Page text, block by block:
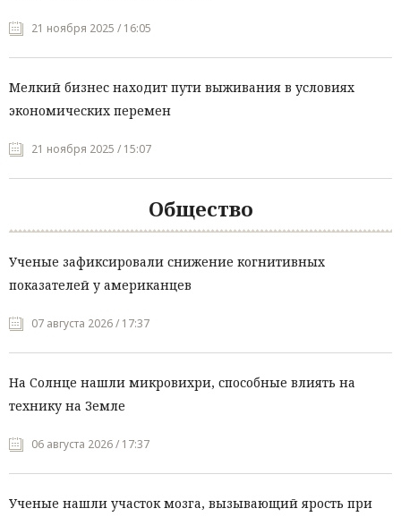
21 ноября 2025 / 16:05
Мелкий бизнес находит пути выживания в условиях
экономических перемен
21 ноября 2025 / 15:07
Общество
Ученые зафиксировали снижение когнитивных
показателей у американцев
07 августа 2026 / 17:37
На Солнце нашли микровихри, способные влиять на
технику на Земле
06 августа 2026 / 17:37
Ученые нашли участок мозга, вызывающий ярость при